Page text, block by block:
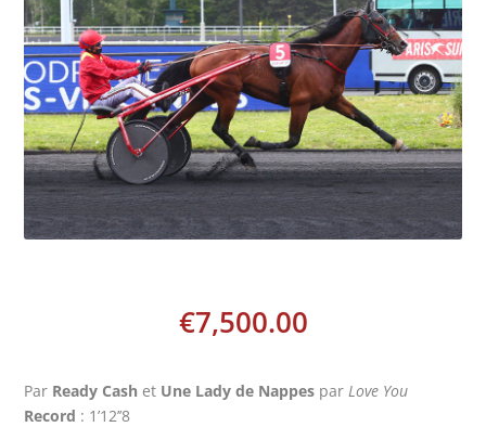
€7,500.00
Par Ready Cash et Une Lady de Nappes par Love You
Record : 1’12’’8